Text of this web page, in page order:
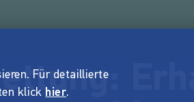
Für detaillierte
klick hier.